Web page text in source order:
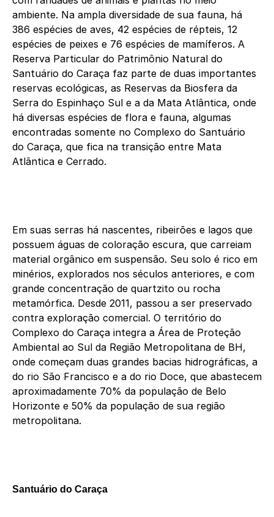
ambiente. Na ampla diversidade de sua fauna, há
386 espécies de aves, 42 espécies de répteis, 12
espécies de peixes e 76 espécies de mamíferos. A
Reserva Particular do Patrimônio Natural do
Santuário do Caraça faz parte de duas importantes
reservas ecológicas, as Reservas da Biosfera da
Serra do Espinhaço Sul e a da Mata Atlântica, onde
há diversas espécies de flora e fauna, algumas
encontradas somente no Complexo do Santuário
do Caraça, que fica na transição entre Mata
Atlântica e Cerrado.
Em suas serras há nascentes, ribeirões e lagos que
possuem águas de coloração escura, que carreiam
material orgânico em suspensão. Seu solo é rico em
minérios, explorados nos séculos anteriores, e com
grande concentração de quartzito ou rocha
metamórfica. Desde 2011, passou a ser preservado
contra exploração comercial. O território do
Complexo do Caraça integra a Área de Proteção
Ambiental ao Sul da Região Metropolitana de BH,
onde começam duas grandes bacias hidrográficas, a
do rio São Francisco e a do rio Doce, que abastecem
aproximadamente 70% da população de Belo
Horizonte e 50% da população de sua região
metropolitana.
Santuário do Caraça